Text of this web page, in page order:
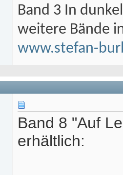
Band 3 In
weitere Bände
www.stefan-
Band 8 "Auf
erhältlich: